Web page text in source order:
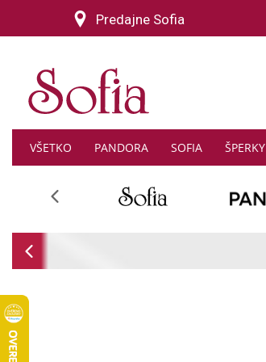
Predajne Sofia
VŠETKO PANDORA SOFIA ŠPERKY